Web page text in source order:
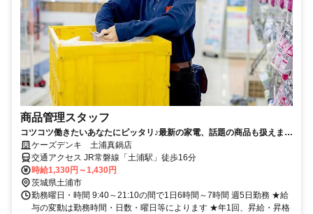
商品管理スタッフ
コツコツ働きたいあなたにピッタリ♪最新の家電、話題の商品も扱えま
す！【倉庫業務／品出し】
ケーズデンキ 土浦真鍋店
交通アクセス JR常磐線「土浦駅」徒歩16分
時給1,330円～1,430円
茨城県土浦市
勤務曜日・時間 9:40～21:10の間で1日6時間～7時間 週5日勤務 ★給
与の変動は勤務時間・日数・曜日等によります ★年1回、昇給・昇格